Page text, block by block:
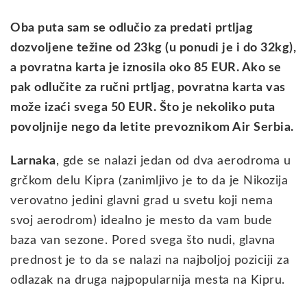
Oba puta sam se odlučio za predati prtljag
dozvoljene težine od 23kg (u ponudi je i do 32kg),
a povratna karta je iznosila oko 85 EUR. Ako se
pak odlučite za ručni prtljag, povratna karta vas
može izaći svega 50 EUR. Što je nekoliko puta
povoljnije nego da letite prevoznikom Air Serbia.
Larnaka, gde se nalazi jedan od dva aerodroma u
grčkom delu Kipra (zanimljivo je to da je Nikozija
verovatno jedini glavni grad u svetu koji nema
svoj aerodrom) idealno je mesto da vam bude
baza van sezone. Pored svega što nudi, glavna
prednost je to da se nalazi na najboljoj poziciji za
odlazak na druga najpopularnija mesta na Kipru.